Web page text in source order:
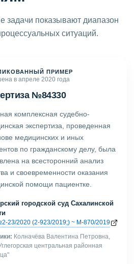
задачи показывают диапазон
ситуаций.
ПРИМЕР
в апреле 2020 года
№84330
комплексная судебно-
экспертиза, проведенная
медицинских и иных
по гражданскому делу, была
на всесторонний анализ
и своевременности оказания
помощи пациентке.
городской суд Сахалинской
23/2020 (2-923/2019;) ~ М-870/2019
Колначёва Валентина Петровна,
центральная районная